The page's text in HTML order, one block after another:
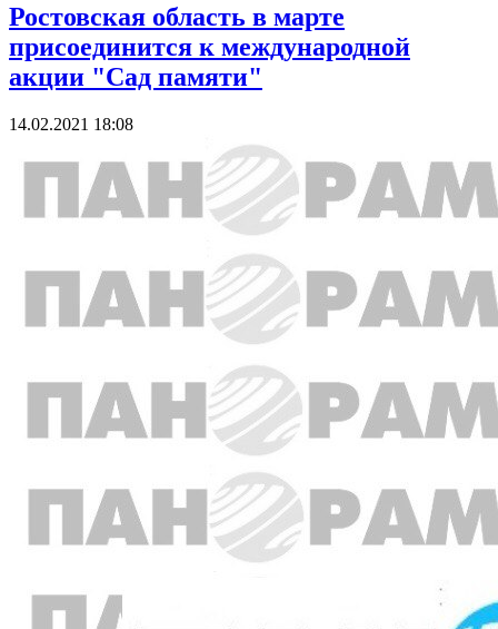
Ростовская область в марте
присоединится к международной
акции "Сад памяти"
14.02.2021 18:08